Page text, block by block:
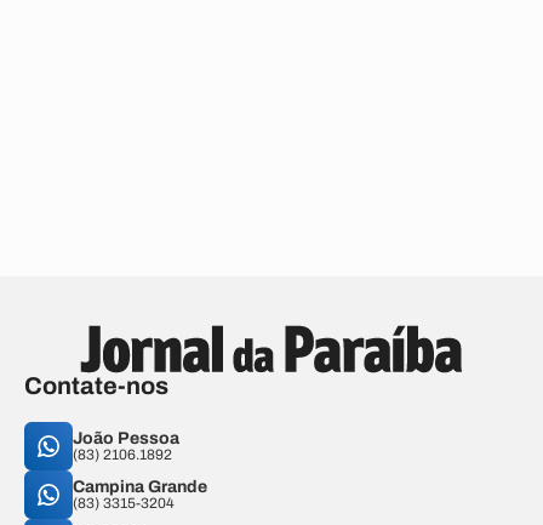
Contate-nos
João Pessoa
(83) 2106.1892
Campina Grande
(83) 3315-3204